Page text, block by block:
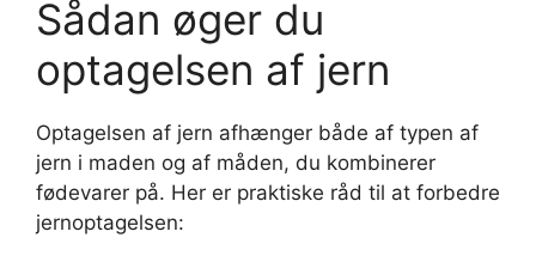
Sådan øger du
optagelsen af jern
Optagelsen af jern afhænger både af typen af
jern i maden og af måden, du kombinerer
fødevarer på. Her er praktiske råd til at forbedre
jernoptagelsen: